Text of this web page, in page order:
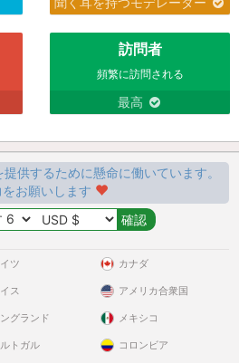
訪問者
頻繁に訪問される
最高
供するために懸命に働いています。
をお願いします
イツ
ス
グランド
トガル
カナダ
アメリカ合衆国
メキシコ
コロンビア